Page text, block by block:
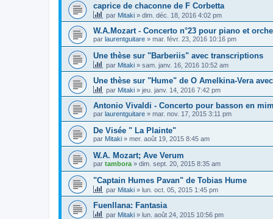
caprice de chaconne de F Corbetta
par Mitaki » dim. déc. 18, 2016 4:02 pm
W.A.Mozart - Concerto n°23 pour piano et
par laurentguitare » mar. févr. 23, 2016 10:16 pm
Une thèse sur "Barberiis" avec transcriptions
par Mitaki » sam. janv. 16, 2016 10:52 am
Une thèse sur "Hume" de O Amelkina-Vera
par Mitaki » jeu. janv. 14, 2016 7:42 pm
Antonio Vivaldi - Concerto pour basson en
par laurentguitare » mar. nov. 17, 2015 3:11 pm
De Visée " La Plainte"
par Mitaki » mer. août 19, 2015 8:45 am
W.A. Mozart; Ave Verum
par tambora » dim. sept. 20, 2015 8:35 am
"Captain Humes Pavan" de Tobias Hume
par Mitaki » lun. oct. 05, 2015 1:45 pm
Fuenllana: Fantasia
par Mitaki » lun. août 24, 2015 10:56 pm